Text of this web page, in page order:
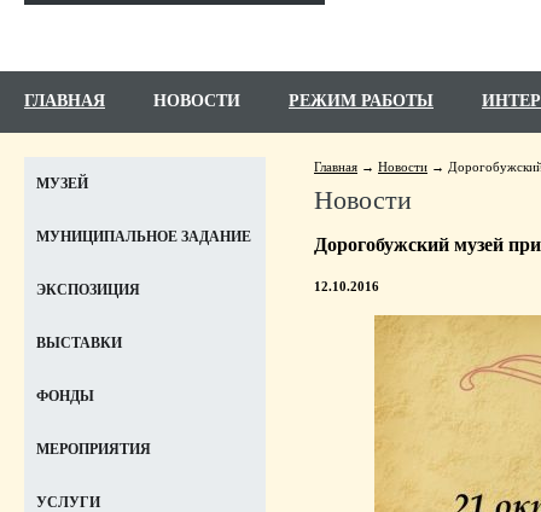
ГЛАВНАЯ НОВОСТИ РЕЖИМ РАБОТЫ
Главная Новости
Новости
Дорогобужский музей
12.10.2016
МУЗЕЙ
МУНИЦИПАЛЬНОЕ ЗАДАНИЕ
ЭКСПОЗИЦИЯ
ВЫСТАВКИ
ФОНДЫ
МЕРОПРИЯТИЯ
УСЛУГИ